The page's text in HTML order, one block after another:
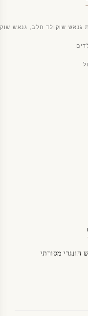
גנאש שוקולד חלב, גנאש
הונגרי מסורתי